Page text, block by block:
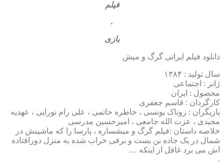
فیلم
.
بازی
دانلود فیلم ایرانی گرگ و میش
سال تولید : ۱۳۸۴
ژانر : اجتماعی
محصول : ایران
کارگردان : قاسم جعفری
بازیگران : روناک یونسی ، خاطره حاتمی ، علی رام نورایی ، عهدیه
مجیدی ، عزت الله جامعی ، امیرحسین مدرسی
خلاصه داستان :فیلم گرگ و میشساره ، پارسا را که ماشینش در
شمال در یک جاده بن بست و برفی خراب شده به منزل دورافتاده
اش می برد غافل از اینکه …
.